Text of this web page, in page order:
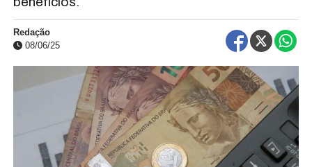
Redação
08/06/25